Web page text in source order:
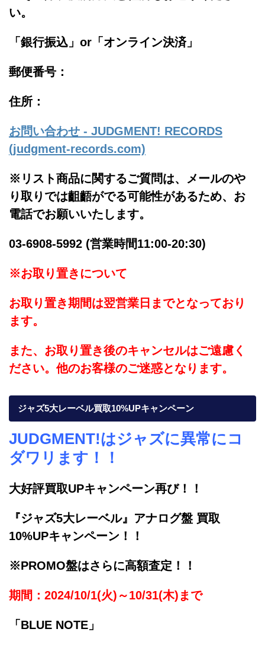
い。
「銀行振込」or「 オンライン決済」
郵便番号：
住所：
お問い合わせ - JUDGMENT! RECORDS
(judgment-records.com)
※リスト商品に関するご質問は、メールのや
り取りでは齟齬がでる可能性があるため、お
電話でお願いいたします。
03-6908-5992 (営業時間11:00-20:30)
※お取り置きについて
お取り置き期間は翌営業日までとなっており
ます。
また、お取り置き後のキャンセルはご遠慮く
ださい。他のお客様のご迷惑となります。
ジャズ5大レーベル買取10%UPキャンペーン
JUDGMENT!はジャズに異常にコ
ダワリます！！
大好評買取UPキャンペーン再び！！
『ジャズ5大レーベル』アナログ盤 買取
10%UPキャンペーン！！
※PROMO盤はさらに高額査定！！
期間：2024/10/1(火)～10/31(木)まで
「BLUE NOTE」